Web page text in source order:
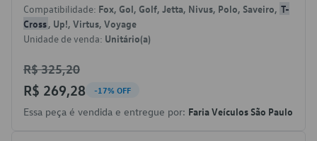
Compatibilidade: Fox, Gol, Golf, Jetta, Nivus, Polo, Saveiro, T-
Cross, Up!, Virtus, Voyage
Unidade de venda: Unitário(a)
R$ 325,20
R$ 269,28 -17% OFF
Essa peça é vendida e entregue por: Faria Veículos São Paulo